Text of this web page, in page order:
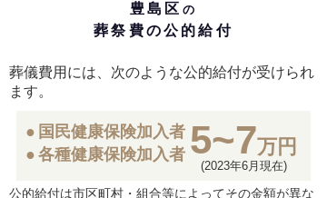
豊島区 の
葬祭費の公的給付
葬儀費用には、次のような公的給付が受けられ
ます。
国民健康保険加入者
各種健康保険加入者 5~7万円
(2023年6月現在)
公的給付は市区町村・組合等によってその金額が異な